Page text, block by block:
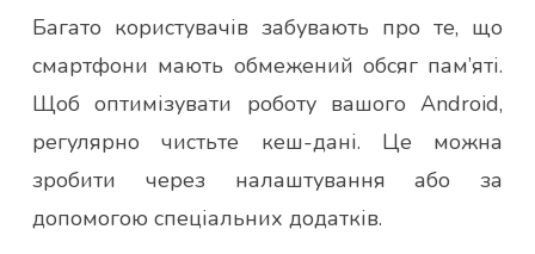
Багато користувачів забувають про те, що
смартфони мають обмежений обсяг пам’яті.
Щоб оптимізувати роботу вашого Android,
регулярно чистьте кеш-дані. Це можна
зробити через налаштування або за
допомогою спеціальних додатків.